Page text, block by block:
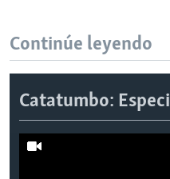
Continúe leyendo
Catatumbo: